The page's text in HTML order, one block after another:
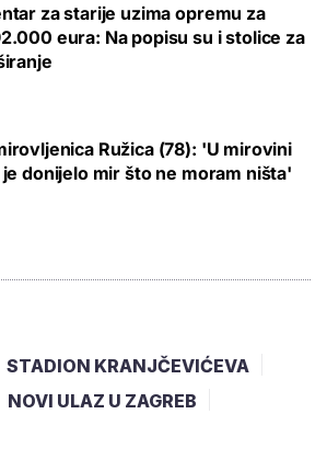
za starije uzima opremu za
eura: Na popisu su i stolice za
Ružica (78): 'U mirovini
je donijelo mir što ne moram ništa'
STADION KRANJČEVIĆEVA
NOVI ULAZ U ZAGREB